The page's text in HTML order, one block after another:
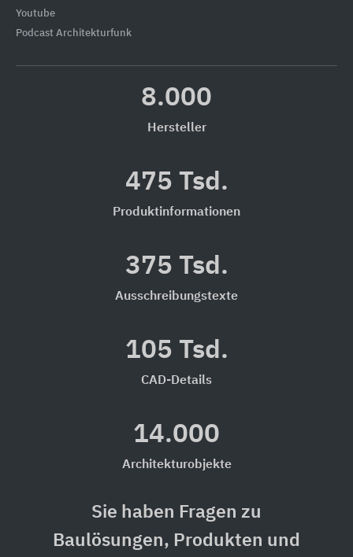
Youtube
Podcast Architekturfunk
8.000
Hersteller
475 Tsd.
Produktinformationen
375 Tsd.
Ausschreibungstexte
105 Tsd.
CAD-Details
14.000
Architekturobjekte
Sie haben Fragen zu
Baulösungen, Produkten und